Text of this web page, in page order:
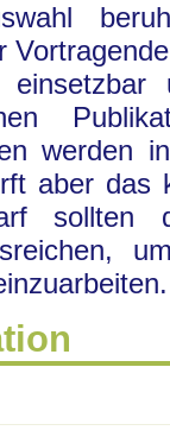
werden
aber das
sollten